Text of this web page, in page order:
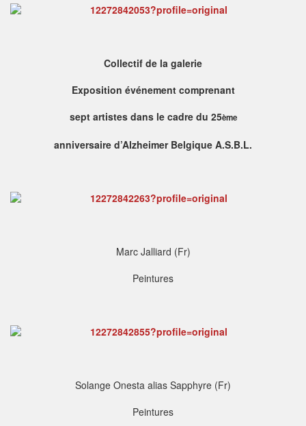
Collectif de la galerie
Exposition événement comprenant
sept artistes dans le cadre du 25ème
anniversaire d’Alzheimer Belgique A.S.B.L.
Marc Jalliard (Fr)
Peintures
Solange Onesta alias Sapphyre (Fr)
Peintures